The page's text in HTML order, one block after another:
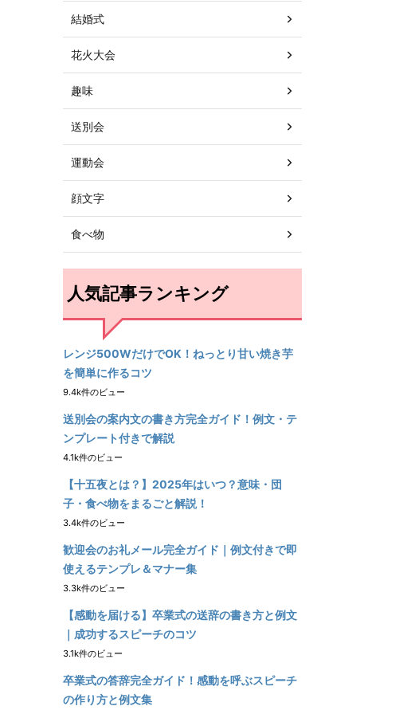
結婚式
花火大会
趣味
送別会
運動会
顔文字
食べ物
人気記事ランキング
レンジ500WだけでOK！ねっとり甘い焼き芋
を簡単に作るコツ
9.4k件のビュー
送別会の案内文の書き方完全ガイド！例文・テ
ンプレート付きで解説
4.1k件のビュー
【十五夜とは？】2025年はいつ？意味・団
子・食べ物をまるごと解説！
3.4k件のビュー
歓迎会のお礼メール完全ガイド｜例文付きで即
使えるテンプレ＆マナー集
3.3k件のビュー
【感動を届ける】卒業式の送辞の書き方と例文
｜成功するスピーチのコツ
3.1k件のビュー
卒業式の答辞完全ガイド！感動を呼ぶスピーチ
の作り方と例文集